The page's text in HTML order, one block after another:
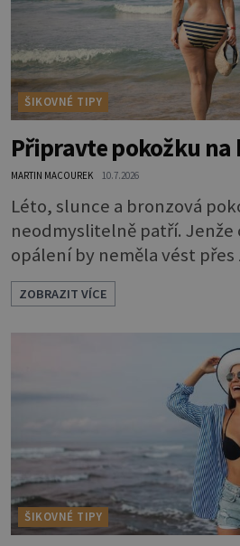
ŠIKOVNÉ TIPY
Připravte pokožku na
MARTIN MACOUREK 10.7.2026
Léto, slunce a bronzová
neodmyslitelně patří. Jenže
opálení by neměla vést
loupající se kůže. Spálená
známkou „základu“ pro
nadměrné UV záření.
pokožka těla vypadaly
vydrželo co nejdéle, vyplatí
už několik týdnů před první
ZOBRAZIT VÍCE
ŠIKOVNÉ TIPY